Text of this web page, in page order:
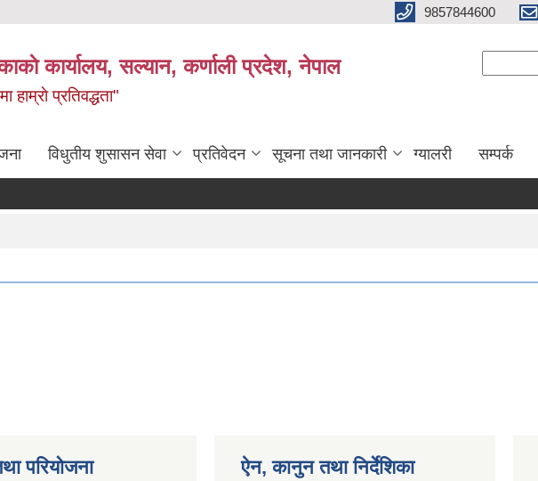
9857844600
कार्यालय, सल्यान, कर्णाली प्रदेश, नेपाल
हाम्राे प्रतिवद्धता"
विधुतीय शुसासन सेवा प्रतिवेदन सूचना तथा जानकारी ग्यालरी सम्पर्क
परियोजना ऐन, कानुन तथा निर्देशिका